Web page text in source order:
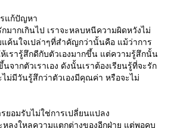
แก้ปัญหา
มากเกินไป เราจะหลบหนีความผิดหวังไม่
ค้นใจเปล่าๆที่สำคัญกว่านั้นคือ แม้ว่าการ
ห้เรารู้สึกดีกับตัวเองมากขึ้น แต่ความรู้สึกนั้น
จากตัวเราเอง ดังนั้นเราต้องเรียนรู้ที่จะรัก
ไม่มีวันรู้สึกว่าตัวเองมีคุณค่า หรือจะไม่
ยอมรับไม่ใช่การเปลี่ยนแปลง
หลงใหลความแตกต่างของอีกฝ่าย แต่พอคบ